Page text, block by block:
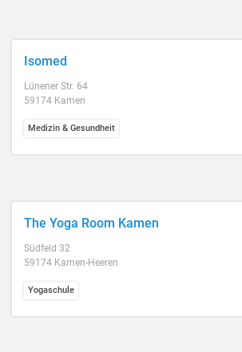
Isomed
Lünener Str. 64
59174 Kamen
Medizin & Gesundheit
The Yoga Room Kamen
Südfeld 32
59174 Kamen-Heeren
Yogaschule